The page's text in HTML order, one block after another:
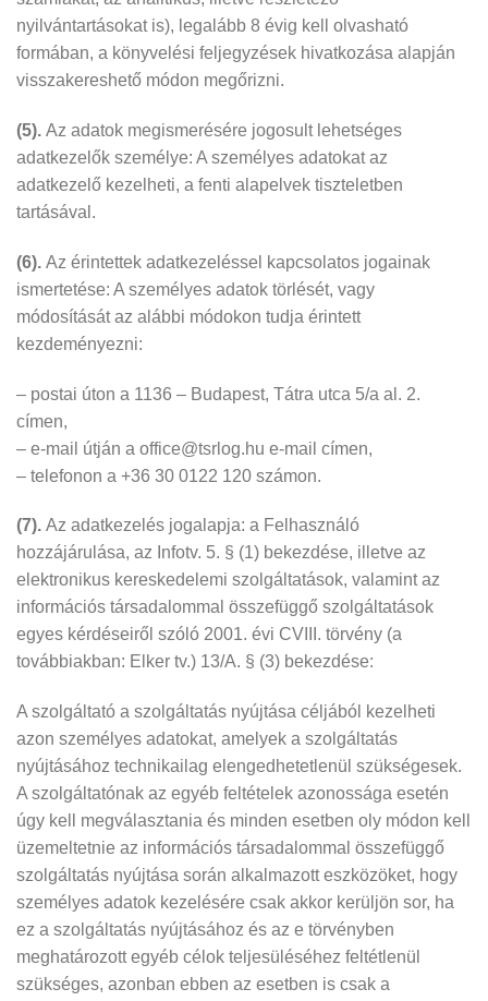
nyilvántartásokat is), legalább 8 évig kell olvasható
formában, a könyvelési feljegyzések hivatkozása alapján
visszakereshető módon megőrizni.
(5). Az adatok megismerésére jogosult lehetséges
adatkezelők személye: A személyes adatokat az
adatkezelő kezelheti, a fenti alapelvek tiszteletben
tartásával.
(6). Az érintettek adatkezeléssel kapcsolatos jogainak
ismertetése: A személyes adatok törlését, vagy
módosítását az alábbi módokon tudja érintett
kezdeményezni:
– postai úton a 1136 – Budapest, Tátra utca 5/a al. 2.
címen,
– e-mail útján a office@tsrlog.hu e-mail címen,
– telefonon a +36 30 0122 120 számon.
(7). Az adatkezelés jogalapja: a Felhasználó
hozzájárulása, az Infotv. 5. § (1) bekezdése, illetve az
elektronikus kereskedelemi szolgáltatások, valamint az
információs társadalommal összefüggő szolgáltatások
egyes kérdéseiről szóló 2001. évi CVIII. törvény (a
továbbiakban: Elker tv.) 13/A. § (3) bekezdése:
A szolgáltató a szolgáltatás nyújtása céljából kezelheti
azon személyes adatokat, amelyek a szolgáltatás
nyújtásához technikailag elengedhetetlenül szükségesek.
A szolgáltatónak az egyéb feltételek azonossága esetén
úgy kell megválasztania és minden esetben oly módon kell
üzemeltetnie az információs társadalommal összefüggő
szolgáltatás nyújtása során alkalmazott eszközöket, hogy
személyes adatok kezelésére csak akkor kerüljön sor, ha
ez a szolgáltatás nyújtásához és az e törvényben
meghatározott egyéb célok teljesüléséhez feltétlenül
szükséges, azonban ebben az esetben is csak a